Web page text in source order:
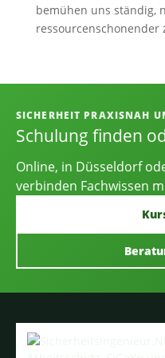
bemühen uns ständig,
ressourcenschonender
Informationen,
SICHERHEIT PRAXISNAH
Schulung finden
Online, in Düsseldorf
verbinden Fachwissen